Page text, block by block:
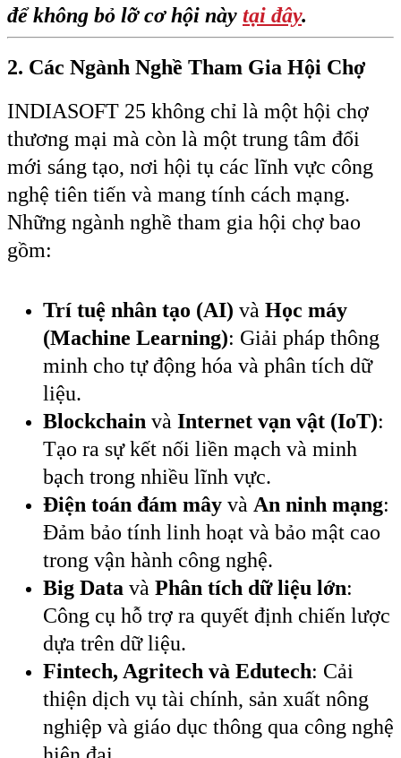
để không bỏ lỡ cơ hội này tại đây.
2. Các Ngành Nghề Tham Gia Hội Chợ
INDIASOFT 25 không chỉ là một hội chợ
thương mại mà còn là một trung tâm đổi
mới sáng tạo, nơi hội tụ các lĩnh vực công
nghệ tiên tiến và mang tính cách mạng.
Những ngành nghề tham gia hội chợ bao
gồm:
Trí tuệ nhân tạo (AI) và Học máy
(Machine Learning): Giải pháp thông
minh cho tự động hóa và phân tích dữ
liệu.
Blockchain và Internet vạn vật (IoT):
Tạo ra sự kết nối liền mạch và minh
bạch trong nhiều lĩnh vực.
Điện toán đám mây và An ninh mạng:
Đảm bảo tính linh hoạt và bảo mật cao
trong vận hành công nghệ.
Big Data và Phân tích dữ liệu lớn:
Công cụ hỗ trợ ra quyết định chiến lược
dựa trên dữ liệu.
Fintech, Agritech và Edutech: Cải
thiện dịch vụ tài chính, sản xuất nông
nghiệp và giáo dục thông qua công nghệ